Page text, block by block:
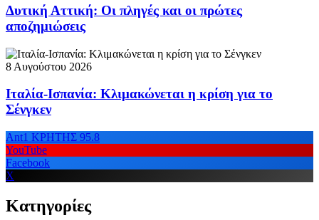
Δυτική Αττική: Οι πληγές και οι πρώτες
αποζημιώσεις
8 Αυγούστου 2026
Ιταλία-Ισπανία: Κλιμακώνεται η κρίση για το
Σένγκεν
Ant1 ΚΡΗΤΗΣ 95.8
YouTube
Facebook
X
Κατηγορίες